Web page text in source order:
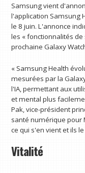
Samsung vient
l'application Samsung
le 8 juin. L'annonce
les « fonctionnalités
prochaine Galaxy
« Samsung Health
mesurées par la
l'IA, permettant aux
et mental plus
Pak, vice-président
santé numérique pour
ce qui s'en vient et ils
Vitalité